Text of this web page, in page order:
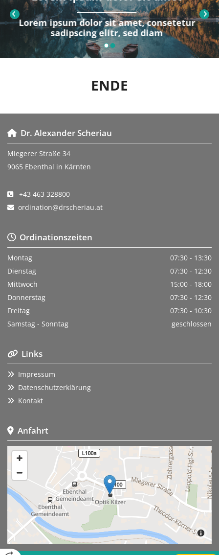
Lorem ipsum dolor sit amet, consetetur
sadipscing elitr, sed diam
ENDE
 Dr. Alexander Scheriau
Miegerer Straße 34
9065 Ebenthal in Kärnten
 +43 463 328800
 ordination@drscheriau.at
Ordinationszeiten
Montag
07:30 - 13:30
Dienstag
07:30 - 12:30
Mittwoch
15:00 - 18:00
Donnerstag
07:30 - 12:30
Freitag
07:30 - 10:30
Samstag - Sonntag
geschlossen
 Links
 Impressum
 Datenschutzerklärung
 Kontakt
 Anfahrt